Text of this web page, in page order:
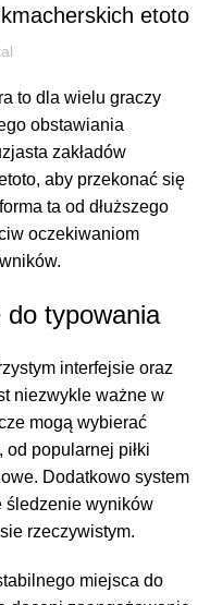
etoto
to dla wielu graczy
obstawiania
zakładów
, aby przekonać się
ta od dłuższego
oczekiwaniom
do typowania
interfejsie oraz
niezwykle ważne w
mogą wybierać
popularnej piłki
Dodatkowo system
śledzenie wyników
rzeczywistym.
miejsca do